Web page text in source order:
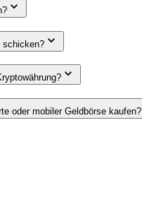
schicken?
oder mobiler Geldbörse kaufen?